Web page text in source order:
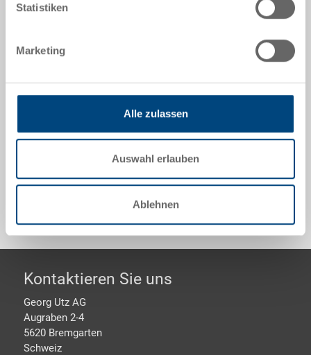
Statistiken
Marketing
Alle zulassen
Auswahl erlauben
Ablehnen
aussen 1200x800x1115 mm, innen 1110x710x900 mm,
710.0 l, Seitenwände geschlossen, ohne
Optionales Zubehör
Sonderanfertigungen - Unser Spezialgebiet
Footer
Kontaktieren Sie uns
Georg Utz AG
Augraben 2-4
5620 Bremgarten
Schweiz